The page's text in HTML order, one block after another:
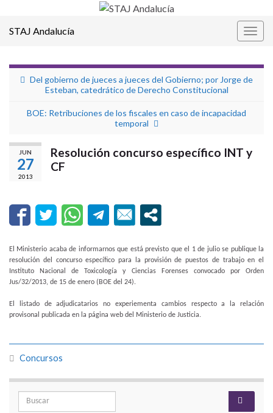
STAJ Andalucía
Del gobierno de jueces a jueces del Gobierno; por Jorge de
Esteban, catedrático de Derecho Constitucional
BOE: Retribuciones de los fiscales en caso de incapacidad
temporal
JUN
27
2013
Resolución concurso específico INT y
CF
El Ministerio acaba de informarnos que está previsto que el 1 de julio se publique la
resolución del concurso específico para la provisión de puestos de trabajo en el
Instituto Nacional de Toxicología y Ciencias Forenses convocado por Orden
Jus/32/2013, de 15 de enero (BOE del 24).
El listado de adjudicatarios no experiementa cambios respecto a la relación
provisonal publicada en la página web del Ministerio de Justicia.
Concursos
Search for: